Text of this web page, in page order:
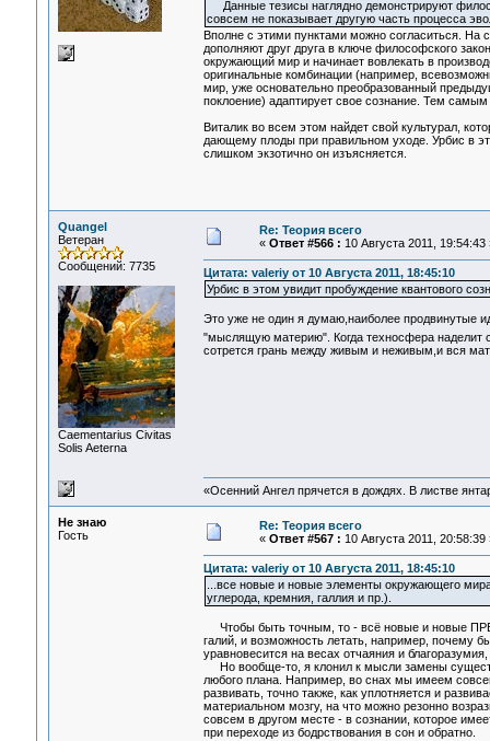
Данные тезисы наглядно демонстрируют
совсем не показывает другую часть процесса
Вполне с этими пунктами можно согласиться. На
дополняют друг друга в ключе философского
окружающий мир и начинает вовлекать в
оригинальные комбинации (например,
мир, уже основательно преобразованный
поклоение) адаптирует свое сознание. Тем
Виталик во всем этом найдет свой культурал,
дающему плоды при правильном уходе. Урбис в
слишком экзотично он изъясняется.
Quangel
Ветеран
Сообщений: 7735
Сaementarius Civitas
Solis Aeterna
Re: Теория всего
« Ответ #566 : 10 Августа 2011, 19:54:43
Цитата: valeriy от 10 Августа 2011, 18:45:10
Урбис в этом увидит пробуждение квантового
Это уже не один я думаю,наиболее продвинутые
"мыслящую материю". Когда техносфера
сотрется грань между живым и неживым,и вся
«Осенний Ангел прячется в дождях. В листве
Не знаю
Гость
Re: Теория всего
« Ответ #567 : 10 Августа 2011, 20:58:39
Цитата: valeriy от 10 Августа 2011, 18:45:10
...все новые и новые элементы окружающего
углерода, кремния, галлия и пр.).
Чтобы быть точным, то - всё новые и новые
галий, и возможность летать, например, почему
уравновесится на весах отчаяния и
Но вообще-то, я клонил к мысли замены
любого плана. Например, во снах мы имеем
развивать, точно также, как уплотняется и
материальном мозгу, на что можно резонно
совсем в другом месте - в сознании, которое
при переходе из бодрствования в сон и обратно.